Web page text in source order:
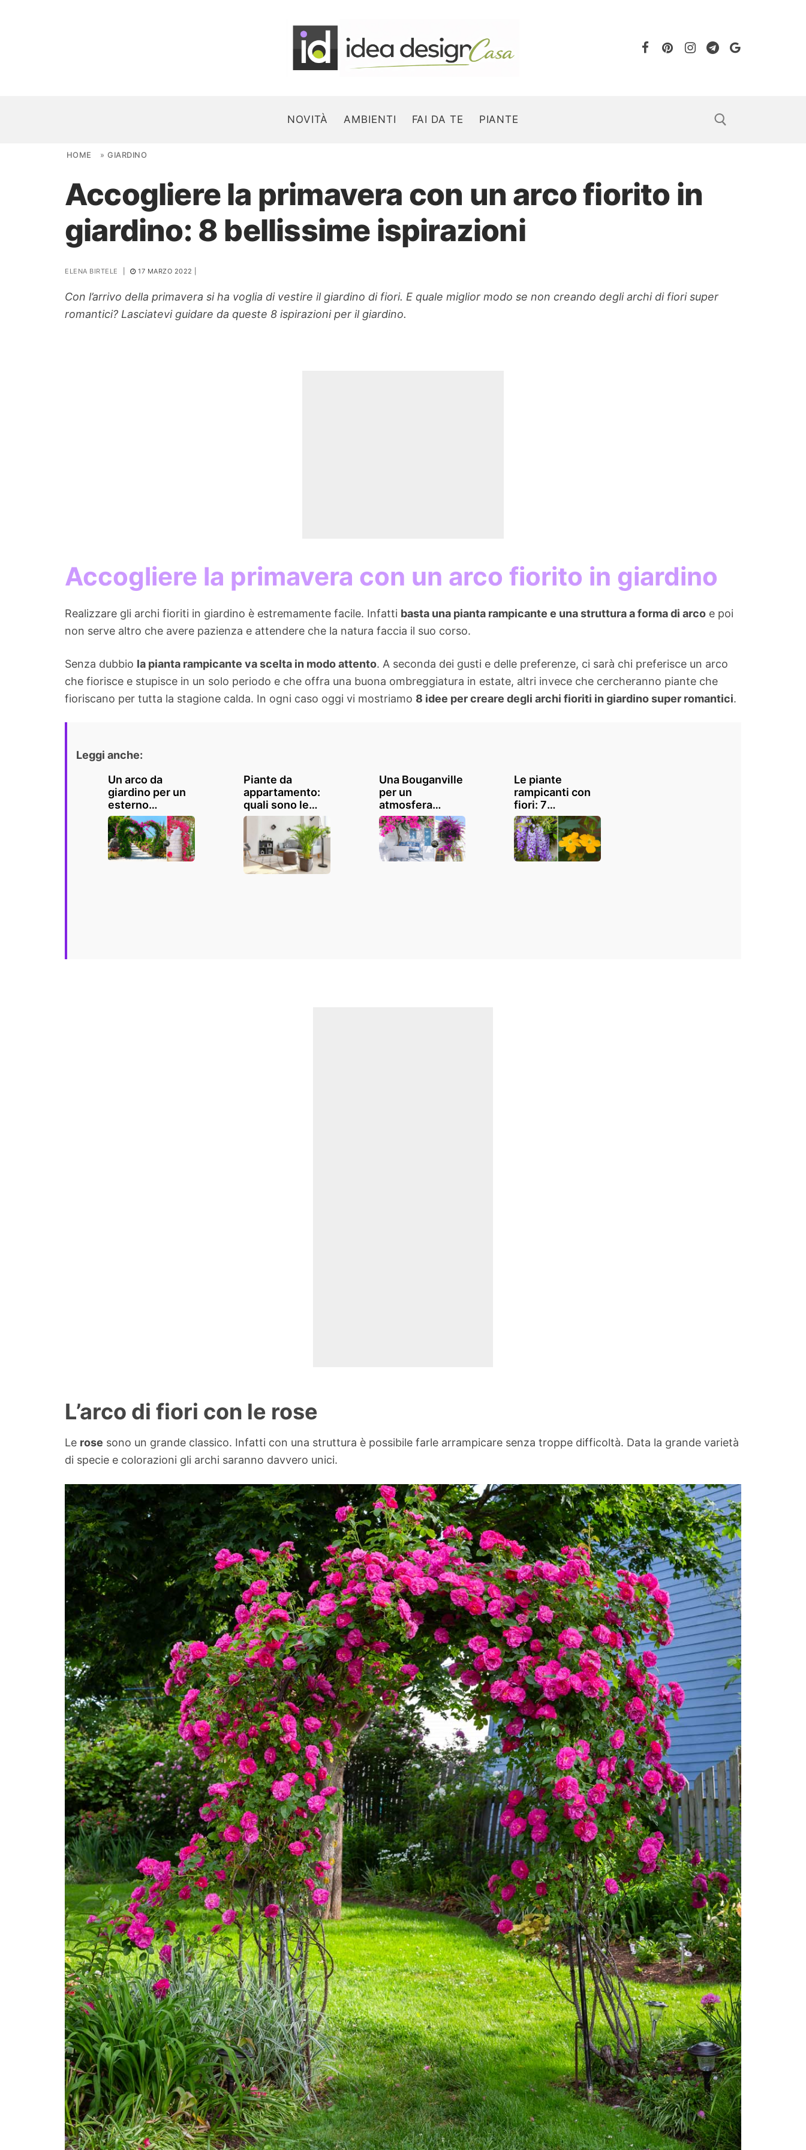
NOVITÀ AMBIENTI FAI DA TE PIANTE
Search for:
NOVITÀ
AMBIENTI
Ortaggio
Search for:
HOME »GIARDINO
Accogliere la primavera con un arco fiorito in
giardino: 8 bellissime ispirazioni
ELENA BIRTELE 17 MARZO 2022
Con l’arrivo della primavera si ha voglia di vestire il giardino di fiori. E quale miglior modo se non creando degli archi di fiori super
romantici? Lasciatevi guidare da queste 8 ispirazioni per il giardino.
Accogliere la primavera con un arco fiorito in giardino
Realizzare gli archi fioriti in giardino è estremamente facile. Infatti basta una pianta rampicante e una struttura a forma di arco e poi
non serve altro che avere pazienza e attendere che la natura faccia il suo corso.
Senza dubbio la pianta rampicante va scelta in modo attento. A seconda dei gusti e delle preferenze, ci sarà chi preferisce un arco
che fiorisce e stupisce in un solo periodo e che offra una buona ombreggiatura in estate, altri invece che cercheranno piante che
fioriscano per tutta la stagione calda. In ogni caso oggi vi mostriamo 8 idee per creare degli archi fioriti in giardino super romantici.
Leggi anche:
Un arco da
giardino per un
esterno
incantevole! 13
ispirazioni
Piante da
appartamento:
quali sono le
migliori da
tenere in casa?
Una Bouganville
per un
atmosfera
mediterranea in
giardino! 13
ispirazioni
Le piante
rampicanti con
fiori: 7
bellissime
varietà per un
esterno a colori
L’arco di fiori con le rose
Le rose sono un grande classico. Infatti con una struttura è possibile farle arrampicare senza troppe difficoltà. Data la grande varietà
di specie e colorazioni gli archi saranno davvero unici.